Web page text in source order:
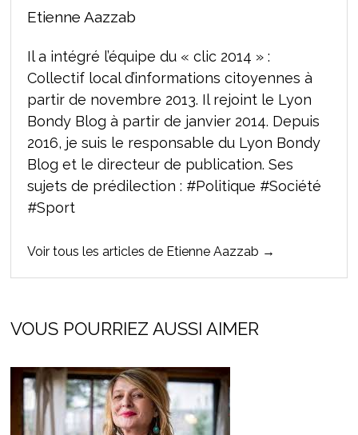
Etienne Aazzab
Il a intégré l’équipe du « clic 2014 » :
Collectif local d’informations citoyennes à
partir de novembre 2013. Il rejoint le Lyon
Bondy Blog à partir de janvier 2014. Depuis
2016, je suis le responsable du Lyon Bondy
Blog et le directeur de publication. Ses
sujets de prédilection : #Politique #Société
#Sport
Voir tous les articles de Etienne Aazzab →
VOUS POURRIEZ AUSSI AIMER